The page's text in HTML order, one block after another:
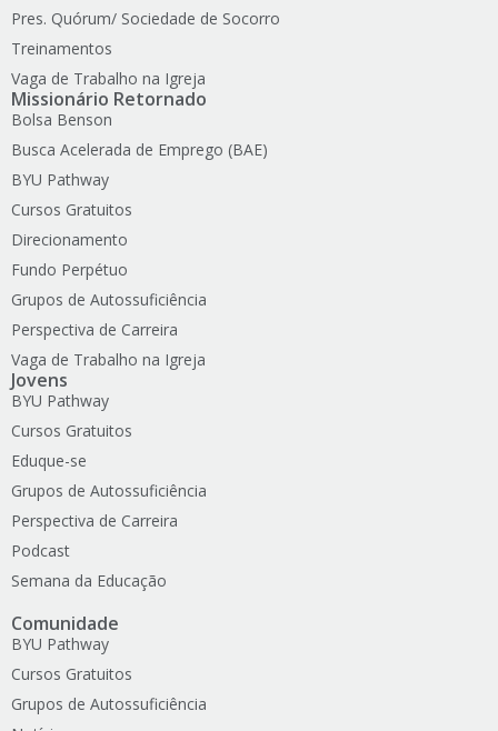
Pres. Quórum/ Sociedade de Socorro
Treinamentos
Vaga de Trabalho na Igreja
Missionário Retornado
Bolsa Benson
Busca Acelerada de Emprego (BAE)
BYU Pathway
Cursos Gratuitos
Direcionamento
Fundo Perpétuo
Grupos de Autossuficiência
Perspectiva de Carreira
Vaga de Trabalho na Igreja
Jovens
BYU Pathway
Cursos Gratuitos
Eduque-se
Grupos de Autossuficiência
Perspectiva de Carreira
Podcast
Semana da Educação
Comunidade
BYU Pathway
Cursos Gratuitos
Grupos de Autossuficiência